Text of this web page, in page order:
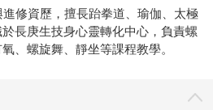
修資歷，擅長跆拳道、瑜伽、太極
長庚生技身心靈轉化中心，負責螺
、螺旋舞、靜坐等課程教學。